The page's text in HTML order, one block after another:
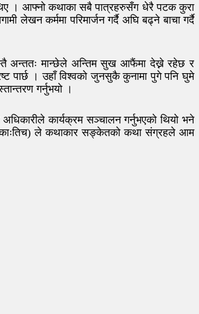
। आफ्नो कथाका सबै पात्रहरुसँग धेरै पटक कुरा
लेखन कर्ममा परिमार्जन गर्दै अघि बढ्ने बाचा गर्दै
जस्तै अन्ततः मान्छेले अन्तिम सुख आफैंमा देख्ने रहेछ र
पार्छ । उहाँ विश्वको जुनसुकै कुनामा पुगे पनि घुमे
गर्नुभयो ।
कार्यक्रम सञ्चालन गर्नुभएको थियो भने
बु काःतिच) ले कथाकार सङ्केतको कथा संग्रहले आम